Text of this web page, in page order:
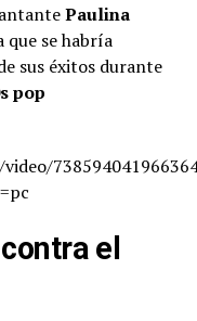
Paulina
que se habría
sus éxitos durante
pop
el